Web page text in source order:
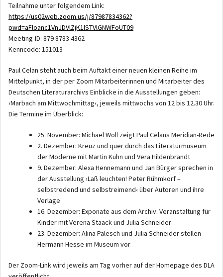
Teilnahme unter folgendem Link:
https://us02web.zoom.us/j/87987834362?
pwd=aFloanc1VnJDVlZjK1lSTVlGNWFoUT09
Meeting-ID: 879 8783 4362
Kenncode: 151013
Paul Celan steht auch beim Auftakt einer neuen kleinen Reihe im
Mittelpunkt, in der per Zoom Mitarbeiterinnen und Mitarbeiter des
Deutschen Literaturarchivs Einblicke in die Ausstellungen geben:
›Marbach am Mittwochmittag‹, jeweils mittwochs von 12 bis 12.30 Uhr.
Die Termine im Überblick:
25. November: Michael Woll zeigt Paul Celans Meridian-Rede
2. Dezember: Kreuz und quer durch das Literaturmuseum
der Moderne mit Martin Kuhn und Vera Hildenbrandt
9. Dezember: Alexa Hennemann und Jan Bürger sprechen in
der Ausstellung ›Laß leuchten! Peter Rühmkorf –
selbstredend und selbstreimend‹ über Autoren und ihre
Verlage
16. Dezember: Exponate aus dem Archiv. Veranstaltung für
Kinder mit Verena Staack und Julia Schneider
23. Dezember: Alina Palesch und Julia Schneider stellen
Hermann Hesse im Museum vor
Der Zoom-Link wird jeweils am Tag vorher auf der Homepage des DLA